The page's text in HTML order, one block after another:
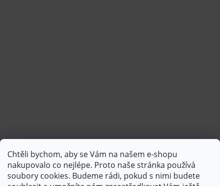
Chtěli bychom, aby se Vám na našem e-shopu
nakupovalo co nejlépe. Proto naše stránka používá
soubory cookies. Budeme rádi, pokud s nimi budete
Sledovat na Instagramu